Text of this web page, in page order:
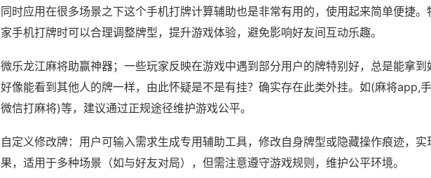
同时应用在很多场景之下这个手机打牌计算辅助也是非常有用的，使用起来简单便捷。
家手机打牌时可以合理调整牌型，提升游戏体验，避免影响好友间互动乐趣。
微乐龙江麻将助赢神器；一些玩家反映在游戏中遇到部分用户的牌特别好，总是能拿到
好像能看到其他人的牌一样，由此怀疑是不是有挂？确实存在此类外挂。如(麻将app,
微信打麻将)等，建议通过正规途径维护游戏公平。
自定义修改牌：用户可输入需求生成专用辅助工具，修改自身牌型或隐藏操作痕迹，实
果，适用于多种场景（如与好友对局），但需注意遵守游戏规则，维护公平环境。